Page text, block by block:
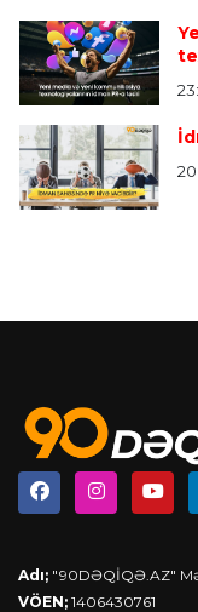
Adı; "90DƏQİQƏ.AZ"
VÖEN; 1406430761